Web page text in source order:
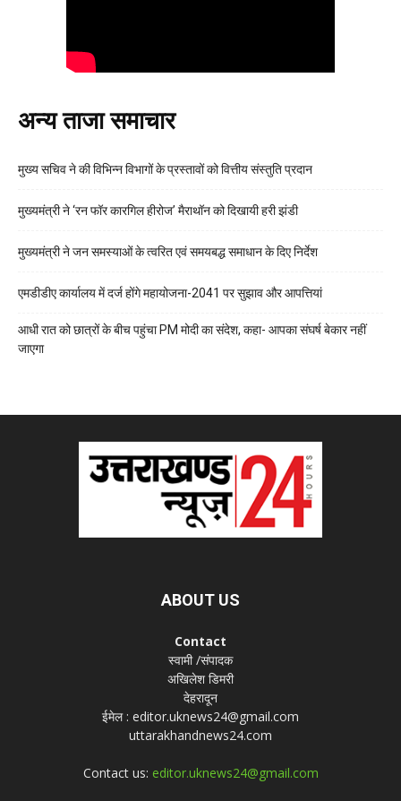
अन्य ताजा समाचार
मुख्य सचिव ने की विभिन्न विभागों के प्रस्तावों को वित्तीय संस्तुति प्रदान
मुख्यमंत्री ने ‘रन फॉर कारगिल हीरोज’ मैराथॉन को दिखायी हरी झंडी
मुख्यमंत्री ने जन समस्याओं के त्वरित एवं समयबद्ध समाधान के दिए निर्देश
एमडीडीए कार्यालय में दर्ज होंगे महायोजना-2041 पर सुझाव और आपत्तियां
आधी रात को छात्रों के बीच पहुंचा PM मोदी का संदेश, कहा- आपका संघर्ष बेकार नहीं
जाएगा
ABOUT US
Contact
स्वामी /संपादक
अखिलेश डिमरी
देहरादून
ईमेल : editor.uknews24@gmail.com
uttarakhandnews24.com
Contact us: editor.uknews24@gmail.com